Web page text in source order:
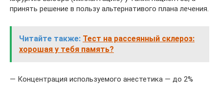
принять решение в пользу альтернативого плана лечения.
Читайте также: Тест на рассеянный склероз:
хорошая у тебя память?
— Концентрация используемого анестетика — до 2%